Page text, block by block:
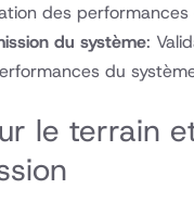
des
du système:
du
le terrain